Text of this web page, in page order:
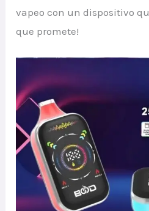
vapeo con un dispositivo
que promete!